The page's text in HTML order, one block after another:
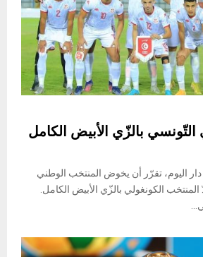
بالزّي الأبيض الكامل
دار اليوم، تقرّر أن يخوض المنتخب الوطني
الكونغولي بالزّي الأبيض الكامل.